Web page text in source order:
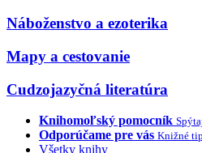
Náboženstvo a ezoterika
Mapy a cestovanie
Cudzojazyčná literatúra
Knihomoľský pomocník
Odporúčame pre vás Knižné
Všetky knihy